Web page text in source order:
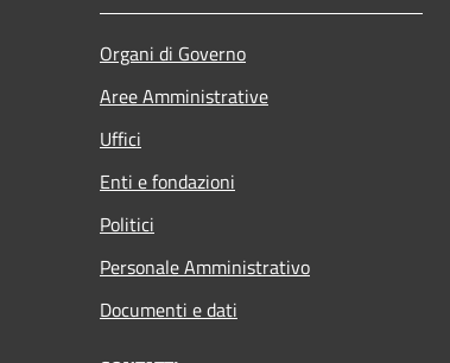
Organi di Governo
Aree Amministrative
Uffici
Enti e fondazioni
Politici
Personale Amministrativo
Documenti e dati